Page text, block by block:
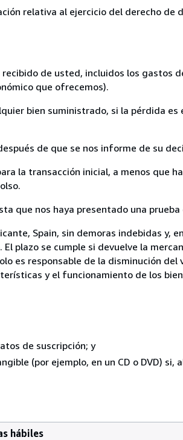
relativa al ejercicio del derecho
de usted, incluidos los gastos
que ofrecemos).
bien suministrado, si la pérdida
de que se nos informe de su
la transacción inicial, a menos que
que nos haya presentado una
Spain, sin demoras indebidas y,
plazo se cumple si devuelve la
es responsable de la disminución
y el funcionamiento de los
de suscripción; y
(por ejemplo, en un CD o DVD) si,
hábiles